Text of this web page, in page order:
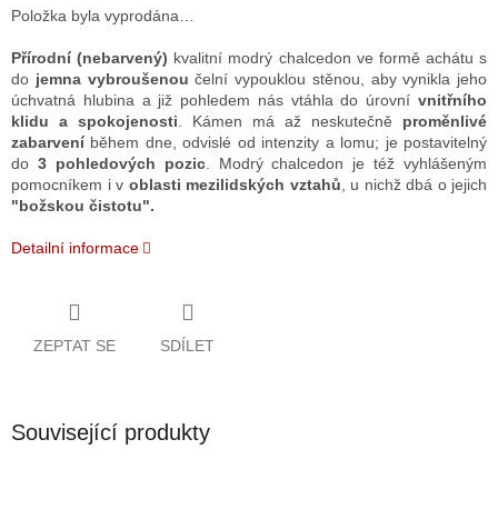
Položka byla vyprodána…
Přírodní (nebarvený) kvalitní modrý chalcedon ve formě achátu s
do jemna vybroušenou čelní vypouklou stěnou, aby vynikla jeho
úchvatná hlubina a již pohledem nás vtáhla do úrovní vnitřního
klidu a spokojenosti. Kámen má až neskutečně proměnlivé
zabarveníběhem dne, odvislé od intenzity a lomu; je postavitelný
do 3 pohledových pozic. Modrý chalcedon je též vyhlášeným
pomocníkem i v oblasti mezilidských vztahů, u nichž dbá o jejich
"božskou čistotu".
Detailní informace
ZEPTAT SE SDÍLET
Související produkty